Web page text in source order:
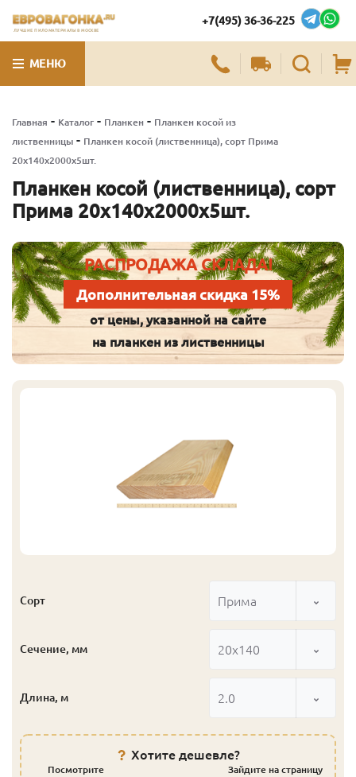
ЛУЧШИЕ ПИЛОМАТЕРИАЛЫ В МОСКВЕ
+7(495) 36-36-225
МЕНЮ
Главная - Каталог - Планкен - Планкен косой из
лиственницы - Планкен косой (лиственница), сорт Прима
20х140х2000х5шт.
Планкен косой (лиственница), сорт
Прима 20х140х2000х5шт.
РАСПРОДАЖА СКЛАДА!
Дополнительная скидка 15%
от цены, указанной на сайте
на планкен из лиственницы
Сорт Прима
Сечение, мм 20x140
Длина, м 2.0
Хотите дешевле?
Посмотрите
Зайдите на страницу